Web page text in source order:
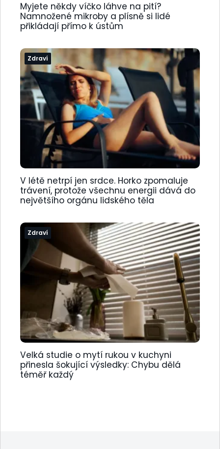
Myjete někdy víčko láhve na pití?
Namnožené mikroby a plísně si lidé
přikládají přímo k ústům
Zdraví
V létě netrpí jen srdce. Horko zpomaluje
trávení, protože všechnu energii dává do
největšího orgánu lidského těla
Zdraví
Velká studie o mytí rukou v kuchyni
přinesla šokující výsledky: Chybu dělá
téměř každý